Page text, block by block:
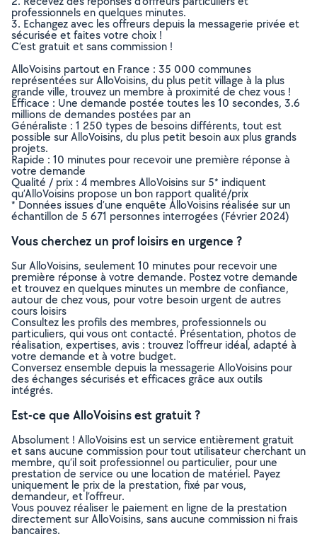
professionnels en quelques minutes.
3. Echangez avec les offreurs depuis la messagerie privée et
sécurisée et faites votre choix !
C’est gratuit et sans commission !
AlloVoisins partout en France : 35 000 communes
représentées sur AlloVoisins, du plus petit village à la plus
grande ville, trouvez un membre à proximité de chez vous !
Efficace : Une demande postée toutes les 10 secondes, 3.6
millions de demandes postées par an
Généraliste : 1 250 types de besoins différents, tout est
possible sur AlloVoisins, du plus petit besoin aux plus grands
projets.
Rapide : 10 minutes pour recevoir une première réponse à
votre demande
Qualité / prix : 4 membres AlloVoisins sur 5* indiquent
qu’AlloVoisins propose un bon rapport qualité/prix
* Données issues d’une enquête AlloVoisins réalisée sur un
échantillon de 5 671 personnes interrogées (Février 2024)
Vous cherchez un prof loisirs en urgence ?
Sur AlloVoisins, seulement 10 minutes pour recevoir une
première réponse à votre demande. Postez votre demande
et trouvez en quelques minutes un membre de confiance,
autour de chez vous, pour votre besoin urgent de autres
cours loisirs
Consultez les profils des membres, professionnels ou
particuliers, qui vous ont contacté. Présentation, photos de
réalisation, expertises, avis : trouvez l'offreur idéal, adapté à
votre demande et à votre budget.
Conversez ensemble depuis la messagerie AlloVoisins pour
des échanges sécurisés et efficaces grâce aux outils
intégrés.
Est-ce que AlloVoisins est gratuit ?
Absolument ! AlloVoisins est un service entièrement gratuit
et sans aucune commission pour tout utilisateur cherchant un
membre, qu’il soit professionnel ou particulier, pour une
prestation de service ou une location de matériel. Payez
uniquement le prix de la prestation, fixé par vous,
demandeur, et l’offreur.
Vous pouvez réaliser le paiement en ligne de la prestation
directement sur AlloVoisins, sans aucune commission ni frais
bancaires.